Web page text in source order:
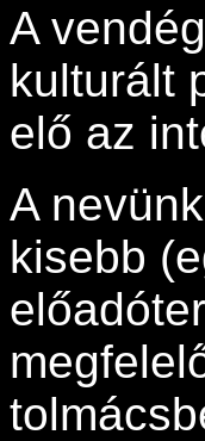
A
kulturált
elő az
A
kisebb